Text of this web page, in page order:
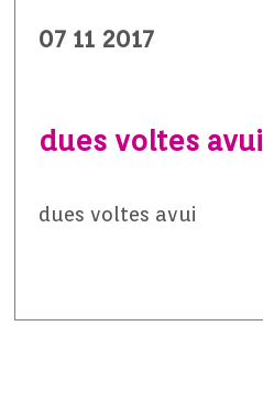
07 11 2017
dues voltes avui
dues voltes avui